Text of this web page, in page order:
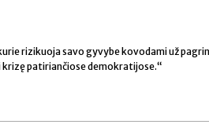
rizikuoja savo gyvybe kovodami už
patiriančiose demokratijose.“